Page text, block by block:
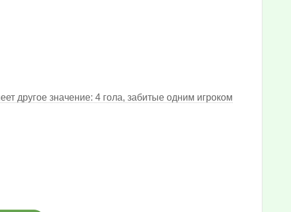
другое значение: 4 гола, забитые одним игроком